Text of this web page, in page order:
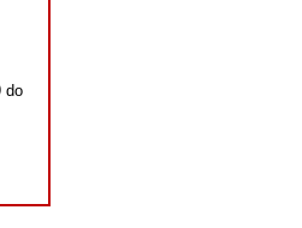
do